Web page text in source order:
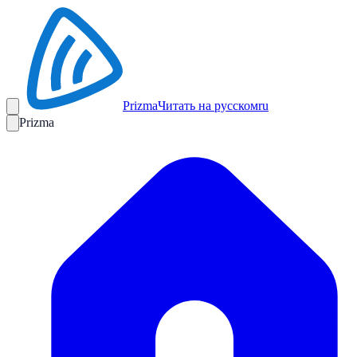
PrizmaЧитать на русскомru
Prizma